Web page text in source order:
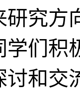
研究方
学们积
讨和交